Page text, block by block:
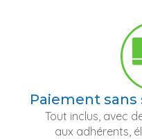
Paiement
Tout inclus, avec
aux adhérents,